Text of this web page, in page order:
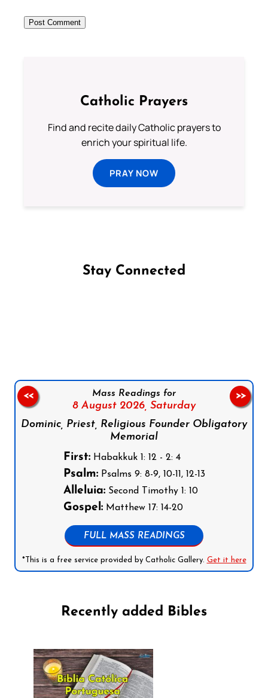
Catholic Prayers
Find and recite daily Catholic prayers to
enrich your spiritual life.
PRAY NOW
Stay Connected
Mass Readings for
8 August 2026, Saturday
Dominic, Priest, Religious Founder Obligatory
Memorial
First:Habakkuk 1: 12 - 2: 4
Psalm:Psalms 9: 8-9, 10-11, 12-13
Alleluia:Second Timothy 1: 10
Gospel:Matthew 17: 14-20
FULL MASS READINGS
*This is a free service provided by Catholic Gallery. Get it here
<< >>
Recently added Bibles